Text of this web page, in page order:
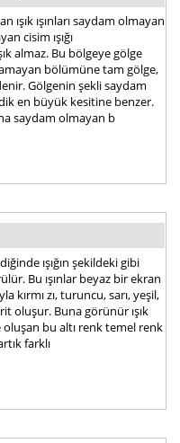
ışık ışınları saydam olmayan
cisim ışığı
almaz. Bu bölgeye gölge
bölümüne tam gölge,
Gölgenin şekli saydam
dik en büyük kesitine benzer.
saydam olmayan b
ışığın şekildeki gibi
Bu ışınlar beyaz bir ekran
kırmı zı, turuncu, sarı, yeşil,
oluşur. Buna görünür ışık
bu altı renk temel renk
farklı